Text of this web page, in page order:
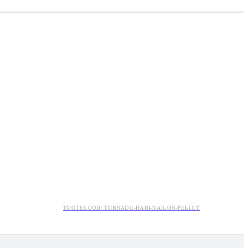
TOOTEKOOD: TORNADO-HARI-NAILON-PELLET